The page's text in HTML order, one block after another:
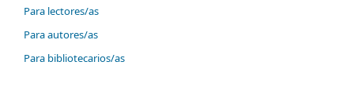
Para lectores/as
Para autores/as
Para bibliotecarios/as